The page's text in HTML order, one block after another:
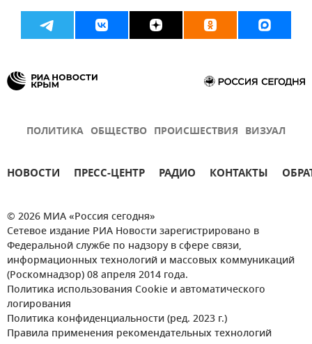
ПОЛИТИКА ОБЩЕСТВО ПРОИСШЕСТВИЯ ВИЗУАЛ
НОВОСТИ ПРЕСС-ЦЕНТР РАДИО КОНТАКТЫ
© 2026 МИА «Россия сегодня»
Сетевое издание РИА Новости зарегистрировано в
Федеральной службе по надзору в сфере связи,
информационных технологий и массовых коммуникаций
(Роскомнадзор) 08 апреля 2014 года.
Политика использования Cookie и автоматического
логирования
Политика конфиденциальности (ред. 2023 г.)
Правила применения рекомендательных технологий